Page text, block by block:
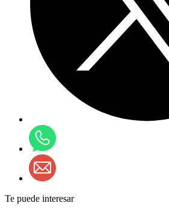
Te puede interesar